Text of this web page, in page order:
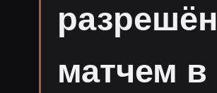
разрешëн
матчем в